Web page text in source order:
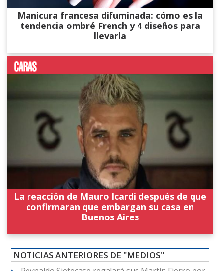
Manicura francesa difuminada: cómo es la
tendencia ombré French y 4 diseños para
llevarla
La reacción de Mauro Icardi después de que
confirmaran que embargan su casa en
Buenos Aires
NOTICIAS ANTERIORES DE "MEDIOS"